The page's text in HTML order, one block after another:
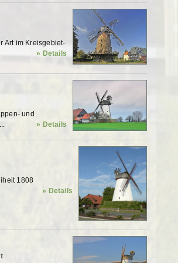
Art im Kreisgebiet-
» Details
und
» Details
1808
» Details